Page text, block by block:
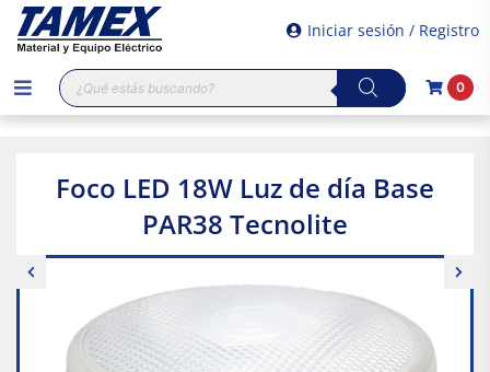
Iniciar sesión / Registro
Búsqueda
de
productos
0
Foco LED 18W Luz de día Base
PAR38 Tecnolite